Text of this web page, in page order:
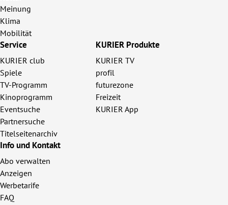
Meinung
Klima
Mobilität
Service
KURIER club
Spiele
TV-Programm
Kinoprogramm
Eventsuche
Partnersuche
Titelseitenarchiv
KURIER Produkte
KURIER TV
profil
futurezone
Freizeit
KURIER App
Info und Kontakt
Abo verwalten
Anzeigen
Werbetarife
FAQ